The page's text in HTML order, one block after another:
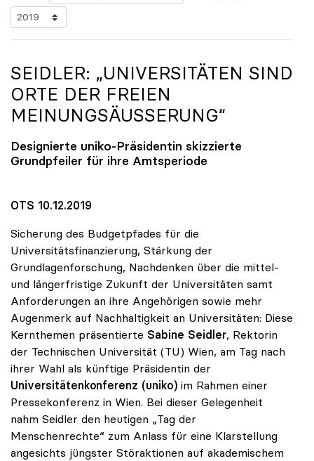
SEIDLER: „UNIVERSITÄTEN SIND
ORTE DER FREIEN
MEINUNGSÄUSSERUNG“
Designierte uniko-Präsidentin skizzierte
Grundpfeiler für ihre Amtsperiode
OTS 10.12.2019
Sicherung des Budgetpfades für die
Universitätsfinanzierung, Stärkung der
Grundlagenforschung, Nachdenken über die mittel-
und längerfristige Zukunft der Universitäten samt
Anforderungen an ihre Angehörigen sowie mehr
Augenmerk auf Nachhaltigkeit an Universitäten: Diese
Kernthemen präsentierte Sabine Seidler, Rektorin
der Technischen Universität (TU) Wien, am Tag nach
ihrer Wahl als künftige Präsidentin der
Universitätenkonferenz (uniko) im Rahmen einer
Pressekonferenz in Wien. Bei dieser Gelegenheit
nahm Seidler den heutigen „Tag der
Menschenrechte“ zum Anlass für eine Klarstellung
angesichts jüngster Störaktionen auf akademischem